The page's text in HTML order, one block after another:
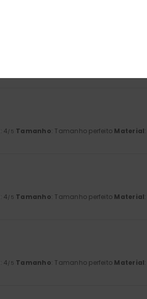
: 4/5 Tamanho: Tamanho perfeito Material
: 4/5 Tamanho: Tamanho perfeito Material
: 4/5 Tamanho: Tamanho perfeito Material